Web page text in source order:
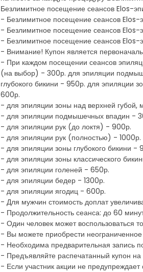
Безлимитное посещение сеансов Elos-
- Безлимитное посещение сеансов Elos-
- Безлимитное посещение сеансов Elos-
- Безлимитное посещение сеансов Elos-
- Внимание! Купон является
- При каждом посещении сеансов
(на выбор) - 300р. для эпиляции
глубокого бикини - 950р. для эпиляции
600р.
- для эпиляции зоны над верхней
- для эпиляции подмышечных впадин -
- для эпиляции рук (до локтя) - 900р.
- для эпиляции рук (полностью) - 1000р.
- для эпиляции зоны глубокого бикини -
- для эпиляции зоны классического
- для эпиляции голеней - 650р.
- для эпиляции бедер - 1300р.
- для эпиляции ягодиц - 600р.
- Для мужчин стоимость доплат
- Продолжительность сеанса: до 60
- Один человек может воспользоваться
- Вы можете приобрести неограниченное
- Необходима предварительная запись
- Предъявляйте распечатанный купон на
- Если участник акции не предупреждает